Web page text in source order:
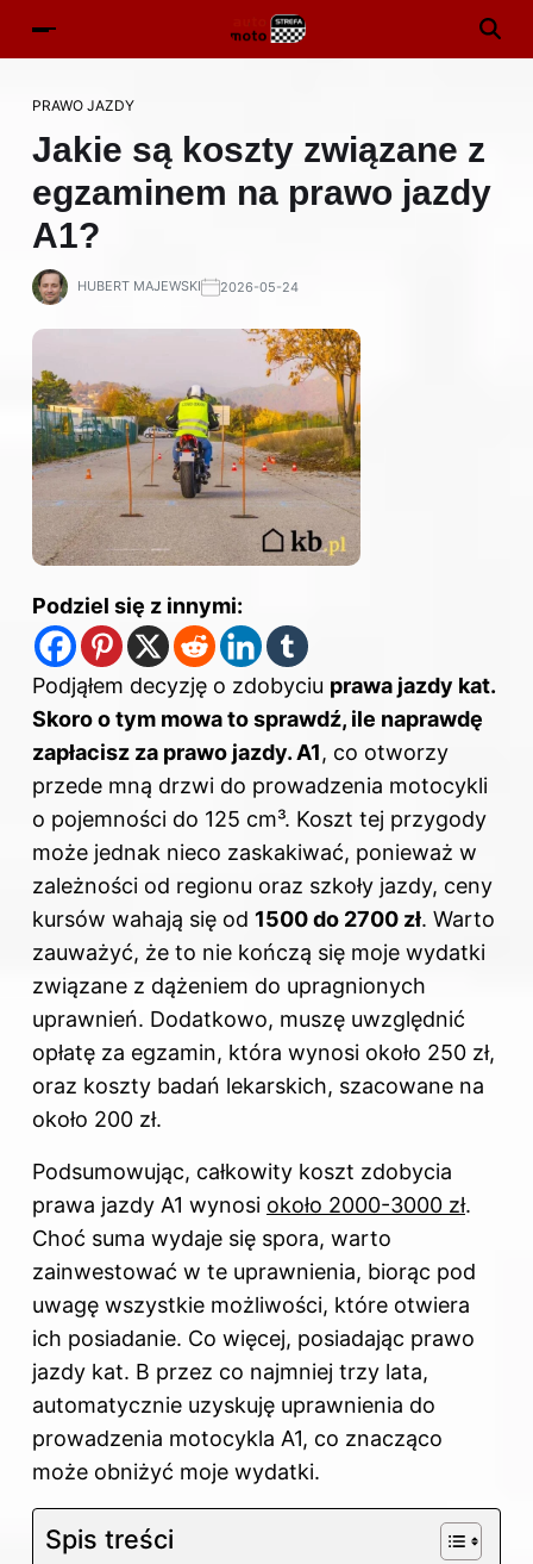
PRAWO JAZDY
Jakie są koszty związane z
egzaminem na prawo jazdy
A1?
HUBERT MAJEWSKI 2026-05-24
Podziel się z innymi:
Podjąłem decyzję o zdobyciu prawa jazdy kat.
Skoro o tym mowa to sprawdź, ile naprawdę
zapłacisz za prawo jazdy. A1, co otworzy
przede mną drzwi do prowadzenia motocykli
o pojemności do 125 cm³. Koszt tej przygody
może jednak nieco zaskakiwać, ponieważ w
zależności od regionu oraz szkoły jazdy, ceny
kursów wahają się od 1500 do 2700 zł. Warto
zauważyć, że to nie kończą się moje wydatki
związane z dążeniem do upragnionych
uprawnień. Dodatkowo, muszę uwzględnić
opłatę za egzamin, która wynosi około 250 zł,
oraz koszty badań lekarskich, szacowane na
około 200 zł.
Podsumowując, całkowity koszt zdobycia
prawa jazdy A1 wynosi około 2000-3000 zł.
Choć suma wydaje się spora, warto
zainwestować w te uprawnienia, biorąc pod
uwagę wszystkie możliwości, które otwiera
ich posiadanie. Co więcej, posiadając prawo
jazdy kat. B przez co najmniej trzy lata,
automatycznie uzyskuję uprawnienia do
prowadzenia motocykla A1, co znacząco
może obniżyć moje wydatki.
Spis treści